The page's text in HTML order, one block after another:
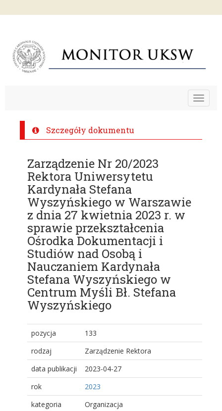
Toggle
Szczegóły dokumentu
Zarządzenie Nr 20/2023
Rektora Uniwersytetu
Kardynała Stefana
Wyszyńskiego w Warszawie
z dnia 27 kwietnia 2023 r. w
sprawie przekształcenia
Ośrodka Dokumentacji i
Studiów nad Osobą i
Nauczaniem Kardynała
Stefana Wyszyńskiego w
Centrum Myśli Bł. Stefana
Wyszyńskiego
pozycja
133
rodzaj
Zarządzenie Rektora
data publikacji
2023-04-27
rok
2023
kategoria
Organizacja